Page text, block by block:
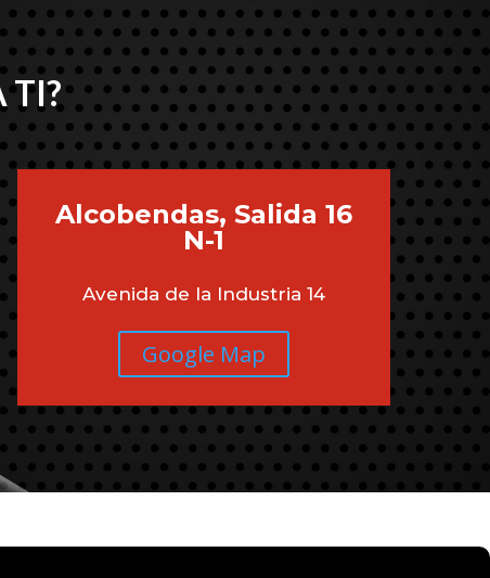
TI?
Alcobendas, Salida 16
N-1
Avenida de la Industria 14
Google Map